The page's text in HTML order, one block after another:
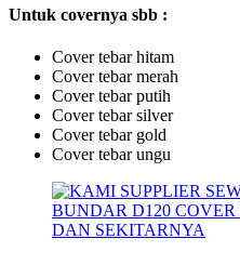
Untuk covernya sbb :
Cover tebar hitam
Cover tebar merah
Cover tebar putih
Cover tebar silver
Cover tebar gold
Cover tebar ungu